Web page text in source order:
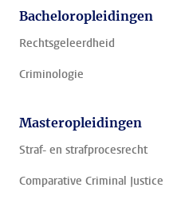
Bacheloropleidingen
Rechtsgeleerdheid
Criminologie
Masteropleidingen
Straf- en strafprocesrecht
Comparative Criminal Justice